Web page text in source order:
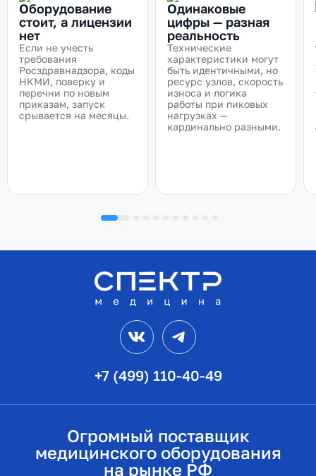
Оборудование
стоит, а лицензии
нет
Если не учесть
требования
Росздравнадзора, коды
НКМИ, поверку и
перечни по новым
приказам, запуск
срывается на месяцы.
Одинаковые
цифры — разная
реальность
Технические
характеристики могут
быть идентичными, но
ресурс узлов, скорость
износа и логика
работы при пиковых
нагрузках —
кардинально разными.
+7 (499) 110-40-49
VK
Огромный поставщик
медицинского оборудования
на рынке РФ